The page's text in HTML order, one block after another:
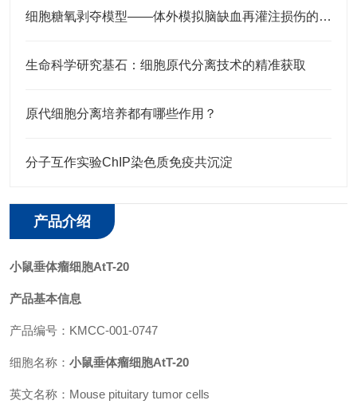
细胞糖氧剥夺模型——体外模拟脑缺血再灌注损伤的原理与应用
生命科学研究基石：细胞原代分离技术的精准获取
原代细胞分离培养都有哪些作用？
分子互作实验ChIP染色质免疫共沉淀
产品介绍
小鼠垂体瘤细胞AtT-20
产品基本信息
产品编号： KMCC-001-0747
细胞名称： 小鼠垂体瘤细胞AtT-20
英文名称：Mouse pituitary tumor cells